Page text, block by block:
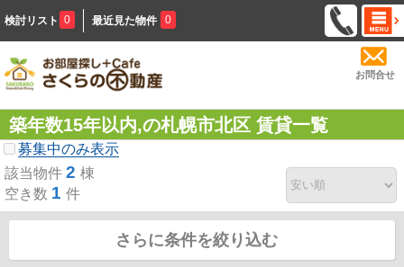
検討リスト 0 最近見た物件 0
お問合せ
築年数15年以内,の札幌市北区 賃貸一覧
募集中のみ表示
該当物件 2 棟
空き数 1 件
さらに条件を絞り込む